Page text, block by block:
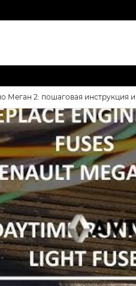
Меган 2: пошаговая инструкция